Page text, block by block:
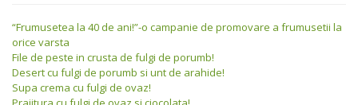
“Frumusetea la 40 de ani!”-o campanie de promovare a frumusetii la
orice varsta
File de peste in crusta de fulgi de porumb!
Desert cu fulgi de porumb si unt de arahide!
Supa crema cu fulgi de ovaz!